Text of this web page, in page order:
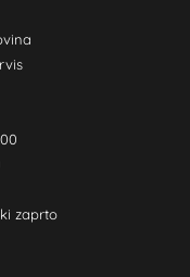
zaprto